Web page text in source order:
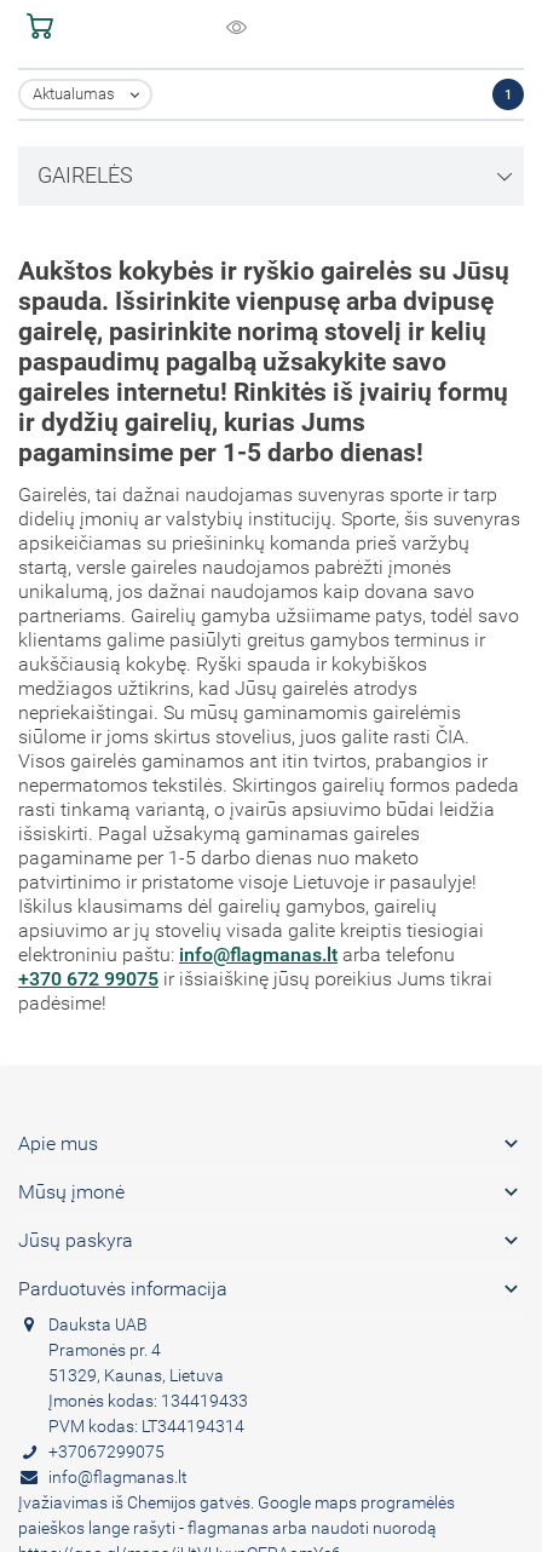
GAIRELĖS
Aktualumas  1
Aukštos kokybės ir ryškio gairelės su Jūsų
spauda. Išsirinkite vienpusę arba dvipusę
gairelę, pasirinkite norimą stovelį ir kelių
paspaudimų pagalbą užsakykite savo
gaireles internetu! Rinkitės iš įvairių formų
ir dydžių gairelių, kurias Jums
pagaminsime per 1-5 darbo dienas!
Gairelės, tai dažnai naudojamas suvenyras sporte ir tarp
didelių įmonių ar valstybių institucijų. Sporte, šis suvenyras
apsikeičiamas su priešininkų komanda prieš varžybų
startą, versle gaireles naudojamos pabrėžti įmonės
unikalumą, jos dažnai naudojamos kaip dovana savo
partneriams. Gairelių gamyba užsiimame patys, todėl savo
klientams galime pasiūlyti greitus gamybos terminus ir
aukščiausią kokybę. Ryški spauda ir kokybiškos
medžiagos užtikrins, kad Jūsų gairelės atrodys
nepriekaištingai. Su mūsų gaminamomis gairelėmis
siūlome ir joms skirtus stovelius, juos galite rasti ČIA.
Visos gairelės gaminamos ant itin tvirtos, prabangios ir
nepermatomos tekstilės. Skirtingos gairelių formos padeda
rasti tinkamą variantą, o įvairūs apsiuvimo būdai leidžia
išsiskirti. Pagal užsakymą gaminamas gaireles
pagaminame per 1-5 darbo dienas nuo maketo
patvirtinimo ir pristatome visoje Lietuvoje ir pasaulyje!
Iškilus klausimams dėl gairelių gamybos, gairelių
apsiuvimo ar jų stovelių visada galite kreiptis tiesiogiai
elektroniniu paštu: info@flagmanas.lt arba telefonu
+370 672 99075 ir išsiaiškinę jūsų poreikius Jums tikrai
padėsime!
Apie mus 
Mūsų įmonė 
Jūsų paskyra 
Parduotuvės informacija 
Dauksta UAB
Pramonės pr. 4
51329, Kaunas, Lietuva
Įmonės kodas: 134419433
PVM kodas: LT344194314
+37067299075
info@flagmanas.lt
Įvažiavimas iš Chemijos gatvės. Google maps programėlės
paieškos lange rašyti - flagmanas arba naudoti nuorodą